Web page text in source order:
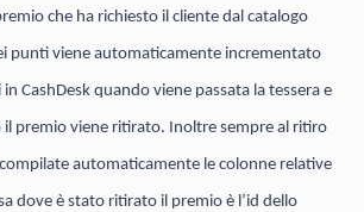
che ha richiesto il cliente dal catalogo
punti viene automaticamente incrementato
CashDesk quando viene passata la tessera e
il premio viene ritirato. Inoltre sempre al ritiro
automaticamente le colonne relative
dove è stato ritirato il premio è l’id dello